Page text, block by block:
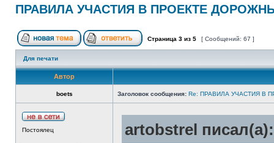
ПРАВИЛА УЧАСТИЯ В ПРОЕКТЕ
Страница 3 из 5 [ Сообщений: 67 ]
Для печати
Автор
boets Заголовок сообщения: Re: ПРАВИЛА УЧАСТИЯ В
Постоялец artobstrel писал(а):